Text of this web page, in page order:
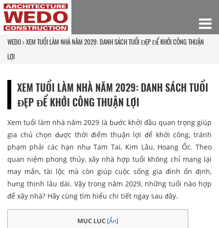
WEDO XEM TUỔI LÀM NHÀ NĂM 2029: DANH SÁCH TUỔI ĐẸP ĐỂ KHỞI CÔNG THUẬN
LỢI
XEM TUỔI LÀM NHÀ NĂM 2029: DANH SÁCH TUỔI
ĐẸP ĐỂ KHỞI CÔNG THUẬN LỢI
Xem tuổi làm nhà năm 2029 là bước khởi đầu quan trọng giúp
gia chủ chọn được thời điểm thuận lợi để khởi công, tránh
phạm phải các hạn như Tam Tai, Kim Lâu, Hoang Ốc. Theo
quan niệm phong thủy, xây nhà hợp tuổi không chỉ mang lại
may mắn, tài lộc mà còn giúp cuộc sống gia đình ổn định,
hưng thịnh lâu dài. Vậy trong năm 2029, những tuổi nào hợp
để xây nhà? Hãy cùng tìm hiểu chi tiết ngay sau đây.
MỤC LỤC [Ẩn]